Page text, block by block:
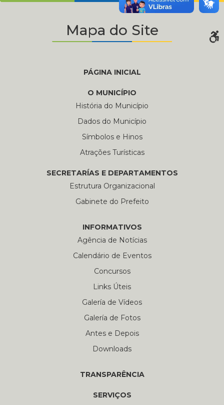
Mapa do Site
PÁGINA INICIAL
O MUNICÍPIO
História do Município
Dados do Município
Símbolos e Hinos
Atrações Turísticas
SECRETARÍAS E DEPARTAMENTOS
Estrutura Organizacional
Gabinete do Prefeito
INFORMATIVOS
Agência de Notícias
Calendário de Eventos
Concursos
Links Úteis
Galería de Vídeos
Galería de Fotos
Antes e Depois
Downloads
TRANSPARÊNCIA
SERVIÇOS